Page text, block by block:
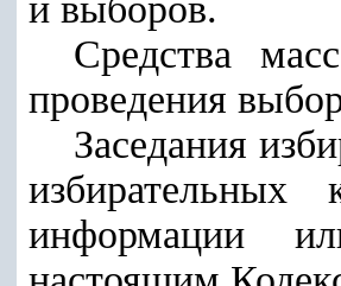
и выборов.
Средства
проведения
Заседания
избирательных
информации